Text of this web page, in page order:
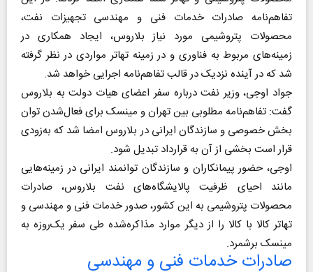
تفاهم‌نامه صادرات خدمات فنی‌ و مهندسی تجهیزات نفت،
محصولات پتروشیمی مورد نیاز بلاروس، ایجاد همکاری‌ در
زمینه‌های مربوط به فناوری و در زمینه تهاتر مواردی در نظر گرفته
شد که در آینده نزدیک در قالب تفاهم‌نامه اجرایی خواهد شد.
جواد اوجی، وزیر نفت درباره سفر اعضای هیات دولت به بلاروس
گفت: تفاهم‌نامه مطلوبی بین تهران و مینسک برای فعال‌شدن توان
‌بخش خصوصی و سازندگان ایرانی در بلاروس امضا شد که به‌زودی
قرار است بخشی از آن به قرارداد تبدیل شود.
اوجی، حضور پیمانکاران و سازندگان توانمند ایرانی در زمینه‌هایی
مانند احیای ظرفیت پالایشگاه‌های نفت بلاروس، صادرات
محصولات پتروشیمی به این کشور، صدور خدمات فنی و مهندسی و
تهاتر کالا با کالا را از دیگر موارد مذاکره‌شده طی سفر یک‌روزه به
مینسک برشمرد.
صادرات خدمات فنی و مهندسی